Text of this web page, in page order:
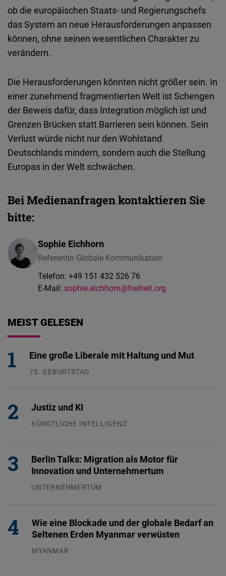
ob die europäischen Staats- und Regierungschefs
dasSystem an neue Herausforderungen anpassen
können, ohne seinen wesentlichen Charakterzu
verändern.
Die Herausforderungen könnten nicht größer sein. In
einerzunehmend fragmentierten Welt istSchengen
der Beweis dafür, dass Integration möglich ist und
Grenzen Brücken statt Barrieren sein können. Sein
Verlustwürde nicht nur den Wohlstand
Deutschlands mindern, sondern auch die Stellung
Europas in der Welt schwächen.
Bei Medienanfragen kontaktieren Sie
bitte:
Sophie Eichhorn
Referentin Globale Kommunikation
Telefon: +49 151 432 526 76
E-Mail: sophie.eichhorn@freiheit.org
MEIST GELESEN
Eine große Liberale mit Haltung und Mut
75. GEBURTSTAG
Justiz und KI
KÜNSTLICHE INTELLIGENZ
Berlin Talks: Migration als Motor für
Innovation und Unternehmertum
UNTERNEHMERTUM
Wie eine Blockade und der globale Bedarf an
Seltenen Erden Myanmar verwüsten
MYANMAR